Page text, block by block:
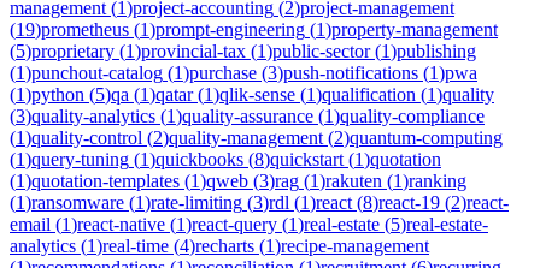
management (1)project-accounting (2)project-management
(19)prometheus (1)prompt-engineering (1)property-management
(5)proprietary (1)provincial-tax (1)public-sector(1)publishing
(1)punchout-catalog (1)purchase (3)push-notifications (1)pwa
(1)python (5)qa (1)qatar(1)qlik-sense (1)qualification (1)quality
(3)quality-analytics (1)quality-assurance (1)quality-compliance
(1)quality-control (2)quality-management (2)quantum-computing
(1)query-tuning (1)quickbooks (8)quickstart (1)quotation
(1)quotation-templates (1)qweb (3)rag (1)rakuten (1)ranking
(1)ransomware (1)rate-limiting (3)rdl (1)react (8)react-19 (2)react-
email (1)react-native (1)react-query (1)real-estate (5)real-estate-
analytics (1)real-time (4)recharts (1)recipe-management